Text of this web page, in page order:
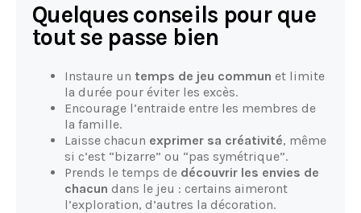
Quelques conseils pour que
tout se passe bien
Instaure un temps de jeu commun et limite
la durée pour éviter les excès.
Encourage l’entraide entre les membres de
la famille.
Laisse chacun exprimer sa créativité, même
si c’est “bizarre” ou “pas symétrique”.
Prends le temps de découvrir les envies de
chacun dans le jeu : certains aimeront
l’exploration, d’autres la décoration.